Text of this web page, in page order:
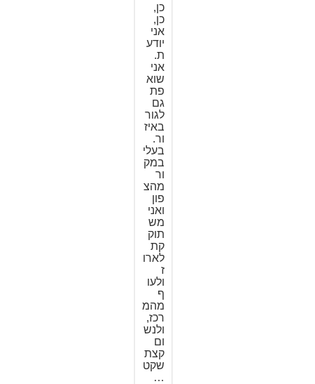
כן,
כן,
אני
יודע
ת.
אני
שוא
פת
גם
לגור
באיז
ור.
בעלי
במק
ור
מהצ
פון
ואני
מש
תוק
קת
לארו
ז
ולעו
ף
מהמ
רכז,
ולנש
ום
קצת
שקט
…